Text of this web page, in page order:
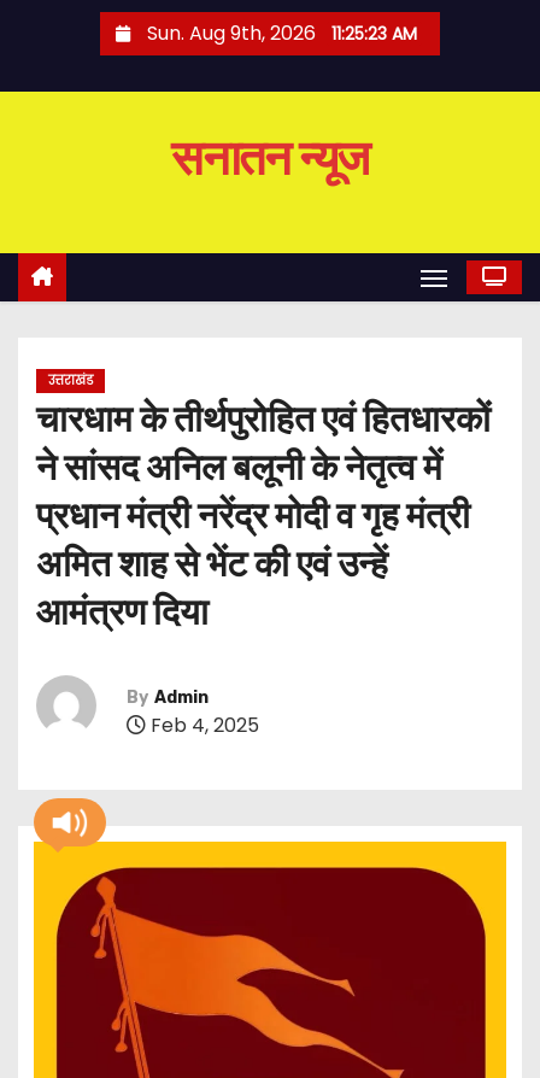
o
Sun. Aug 9th, 2026 11:25:24 AM
सनातन न्यूज
उत्तराखंड
चारधाम के तीर्थपुरोहित एवं हितधारकों
ने सांसद अनिल बलूनी के नेतृत्व में
प्रधान मंत्री नरेंद्र मोदी व गृह मंत्री
अमित शाह से भेंट की एवं उन्हें
आमंत्रण दिया
By Admin
Feb 4, 2025